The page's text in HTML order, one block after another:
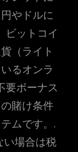
やドルに
ビットコイ
（ライト
るオンラ
要ボーナス
賭け条件
ムです。.
い場合は税